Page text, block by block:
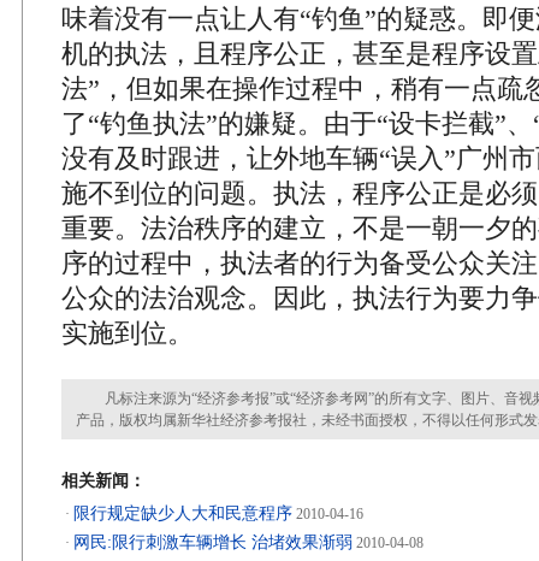
味着没有一点让人有“钓鱼”的疑惑。即
机的执法，且程序公正，甚至是程序设
法”，但如果在操作过程中，稍有一点疏
了“钓鱼执法”的嫌疑。由于“设卡拦截”
没有及时跟进，让外地车辆“误入”广州
施不到位的问题。执法，程序公正是必
重要。法治秩序的建立，不是一朝一夕
序的过程中，执法者的行为备受公众关
公众的法治观念。因此，执法行为要力
实施到位。
凡标注来源为“经济参考报”或“经济参考网”的所有文字、图片、音视
产品，版权均属新华社经济参考报社，未经书面授权，不得以任何形式
相关新闻：
· 限行规定缺少人大和民意程序 2010-04-16
· 网民:限行刺激车辆增长 治堵效果渐弱 2010-04-08